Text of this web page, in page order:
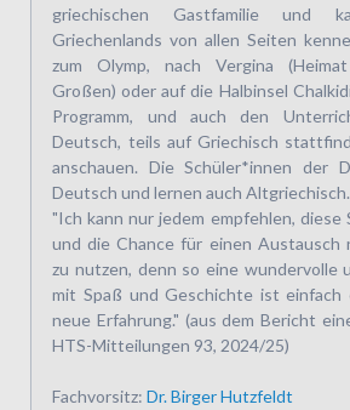
griechischen Gastfamilie und
Griechenlands von allen Seiten
zum Olymp, nach Vergina
Großen) oder auf die Halbinsel
Programm, und auch den
Deutsch, teils auf Griechisch
anschauen. Die Schüler*innen der
Deutsch und lernen auch Altgriechisch.
"Ich kann nur jedem empfehlen, diese
und die Chance für einen Austausch
zu nutzen, denn so eine wundervolle
mit Spaß und Geschichte ist einfach
neue Erfahrung." (aus dem Bericht
HTS-Mitteilungen 93, 2024/25)
Fachvorsitz:Dr. Birger Hutzfeldt